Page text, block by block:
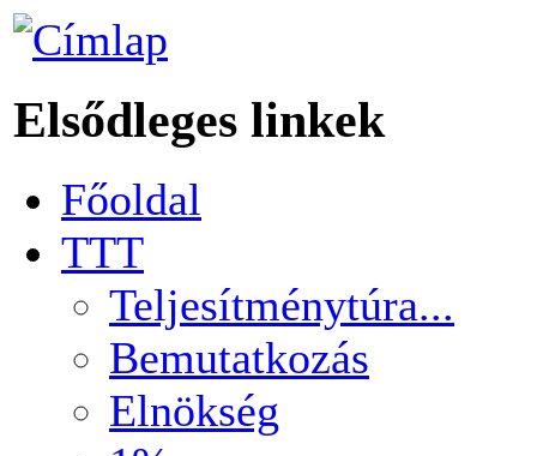
Elsődleges linkek
Főoldal
TTT
Teljesítménytúra...
Bemutatkozás
Elnökség